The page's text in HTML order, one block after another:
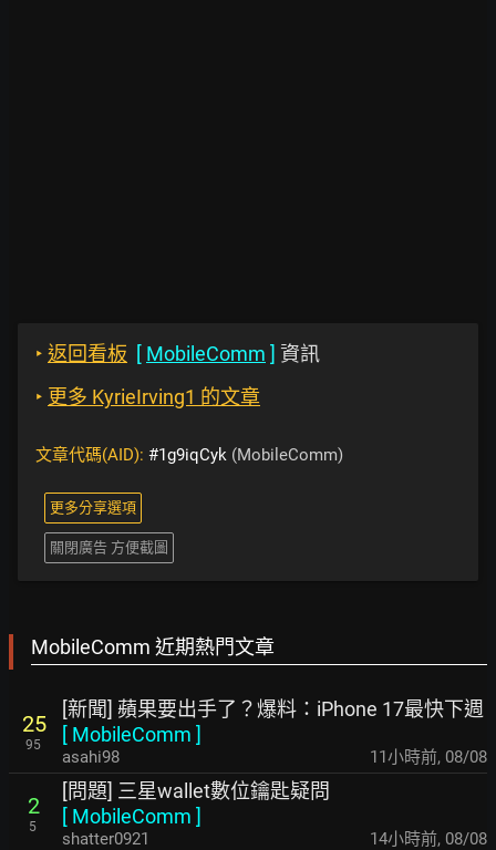
‣ 返回看板 [ MobileComm ] 資訊
‣ 更多 KyrieIrving1 的文章
文章代碼(AID): #1g9iqCyk (MobileComm)
更多分享選項
關閉廣告 方便截圖
MobileComm 近期熱門文章
25
95
[新聞] 蘋果要出手了？爆料：iPhone 17最快下週
[ MobileComm ]
asahi98 11小時前, 08/08
2
5
[問題] 三星wallet數位鑰匙疑問
[ MobileComm ]
shatter0921 14小時前, 08/08